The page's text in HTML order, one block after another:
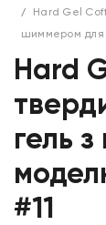
Hard Gel
шиммером для
Hard
гель
#11